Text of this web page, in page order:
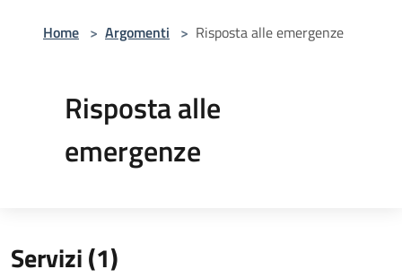
Home > Argomenti > Risposta alle emergenze
Risposta alle
emergenze
Servizi (1)